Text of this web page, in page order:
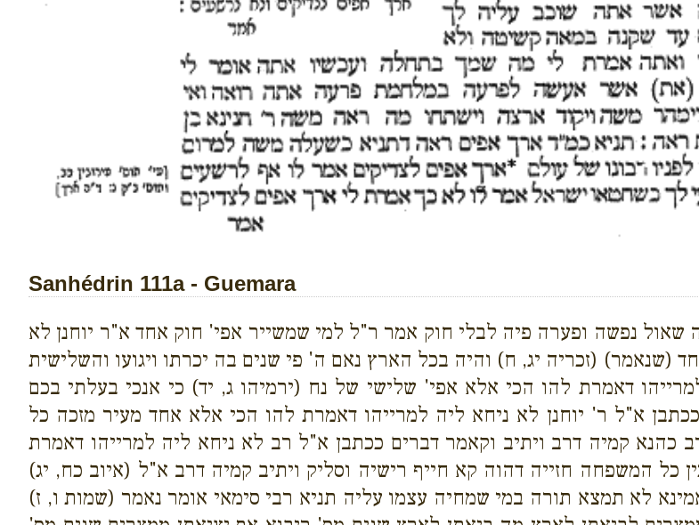
Sanhédrin 111a - Guemara
שאול נפשה ופערה פיה לבלי חוק אמר ר"ל למי שמשייר אפי' חוק אחד א"ר יוחנן לא
(זכריה יג, ח) והיה בכל הארץ נאם ה' פי שנים בה יכרתו ויגועו והשלישית
דאמרת להו הכי אלא אפי' שלישי של נח (ירמיהו ג, יד) כי אנכי בעלתי בכם
א"ל ר' יוחנן לא ניחא ליה למרייהו דאמרת להו הכי אלא אחד מעיר מזכה כל
כהנא קמיה דרב ויתיב וקאמר דברים ככתבן א"ל רב לא ניחא ליה למרייהו דאמרת
המשפחה חזייה דהוה קא חייף רישיה וסליק ויתיב קמיה דרב א"ל (איוב כח, יג)
לא תמצא תורה במי שמחיה עצמו עליה תניא רבי סימאי אומר נאמר (שמות ו, ז)